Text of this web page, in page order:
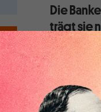
Die
trägt sie
Der
COP27-